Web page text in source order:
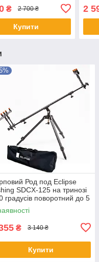
₴ 2 700 ₴
Купити
2
Род под Eclipse
SDCX-125 на тринозі
градусів поворотний до 5
₴ 3 140 ₴
Купити